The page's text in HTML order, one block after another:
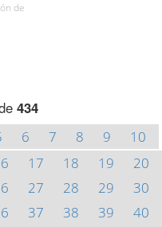
de
434
6 7 8 9
10
17 18 19
20
27 28 29
30
37 38 39
40